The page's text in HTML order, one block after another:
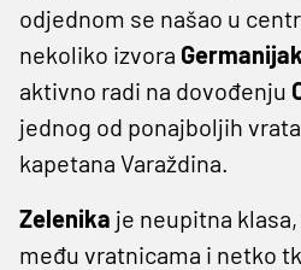
odjednom se našao u
nekoliko izvora
aktivno radi na dovođenju
jednog od ponajboljih
kapetana Varaždina.
Zelenika je neupitna
među vratnicama i netko